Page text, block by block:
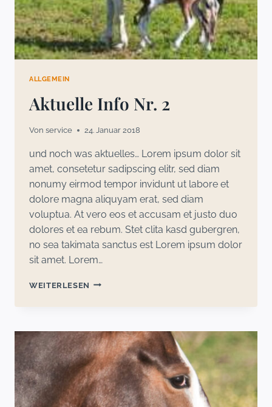
ALLGEMEIN
Aktuelle Info Nr. 2
Von service 24. Januar 2018
und noch was aktuelles… Lorem ipsum dolor sit
amet, consetetur sadipscing elitr, sed diam
nonumy eirmod tempor invidunt ut labore et
dolore magna aliquyam erat, sed diam
voluptua. At vero eos et accusam et justo duo
dolores et ea rebum. Stet clita kasd gubergren,
no sea takimata sanctus est Lorem ipsum dolor
sit amet. Lorem…
WEITERLESEN AKTUELLE